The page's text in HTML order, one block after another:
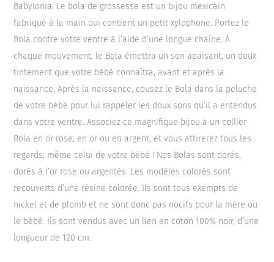
Babylonia. Le bola de grossesse est un bijou mexicain
fabriqué à la main qui contient un petit xylophone. Portez le
Bola contre votre ventre à l’aide d’une longue chaîne. À
chaque mouvement, le Bola émettra un son apaisant, un doux
tintement que votre bébé connaîtra, avant et après la
naissance. Après la naissance, cousez le Bola dans la peluche
de votre bébé pour lui rappeler les doux sons qu’il a entendus
dans votre ventre. Associez ce magnifique bijou à un collier
Bola en or rose, en or ou en argent, et vous attirerez tous les
regards, même celui de votre bébé ! Nos Bolas sont dorés,
dorés à l’or rose ou argentés. Les modèles colorés sont
recouverts d’une résine colorée. Ils sont tous exempts de
nickel et de plomb et ne sont donc pas nocifs pour la mère ou
le bébé. Ils sont vendus avec un lien en coton 100% noir, d’une
longueur de 120 cm.